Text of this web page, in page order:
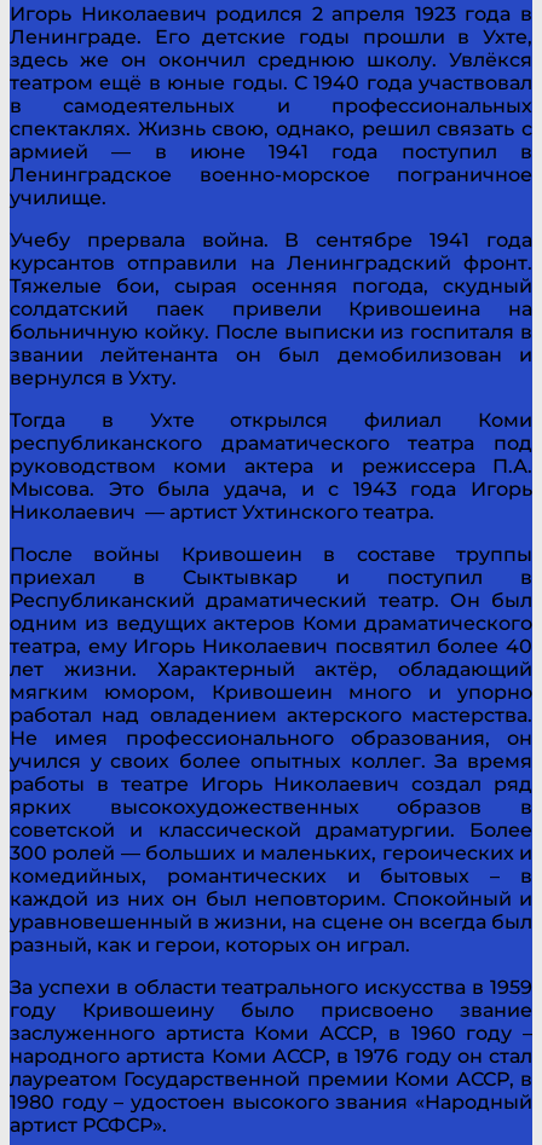
Игорь Николаевич родился 2 апреля 1923 года в
Ленинграде. Его детские годы прошли в Ухте,
здесь же он окончил среднюю школу. Увлёкся
театром ещё в юные годы. С 1940 года участвовал
в самодеятельных и профессиональных
спектаклях. Жизнь свою, однако, решил связать с
армией — в июне 1941 года поступил в
Ленинградское военно-морское пограничное
училище.
Учебу прервала война. В сентябре 1941 года
курсантов отправили на Ленинградский фронт.
Тяжелые бои, сырая осенняя погода, скудный
солдатский паек привели Кривошеина на
больничную койку. После выписки из госпиталя в
звании лейтенанта он был демобилизован и
вернулся в Ухту.
Тогда в Ухте открылся филиал Коми
республиканского драматического театра под
руководством коми актера и режиссера П.А.
Мысова. Это была удача, и с 1943 года Игорь
Николаевич — артист Ухтинского театра.
После войны Кривошеин в составе труппы
приехал в Сыктывкар и поступил в
Республиканский драматический театр. Он был
одним из ведущих актеров Коми драматического
театра, ему Игорь Николаевич посвятил более 40
лет жизни. Характерный актёр, обладающий
мягким юмором, Кривошеин много и упорно
работал над овладением актерского мастерства.
Не имея профессионального образования, он
учился у своих более опытных коллег. За время
работы в театре Игорь Николаевич создал ряд
ярких высокохудожественных образов в
советской и классической драматургии. Более
300 ролей — больших и маленьких, героических и
комедийных, романтических и бытовых – в
каждой из них он был неповторим. Спокойный и
уравновешенный в жизни, на сцене он всегда был
разный, как и герои, которых он играл.
За успехи в области театрального искусства в 1959
году Кривошеину было присвоено звание
заслуженного артиста Коми АССР, в 1960 году –
народного артиста Коми АССР, в 1976 году он стал
лауреатом Государственной премии Коми АССР, в
1980 году – удостоен высокого звания «Народный
артист РСФСР».